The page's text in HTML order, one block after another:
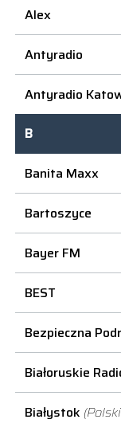
Alex
Antyradio
Antyradio
B
Banita Maxx
Bartoszyce
Bayer FM
BEST
Bezpieczna
Białoruskie
Białystok